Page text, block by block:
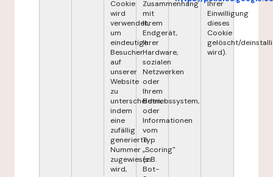
Cookie
wird
verwendet,
um
eindeutige
Besucher
auf
unserer
Website
zu
unterscheiden,
indem
eine
zufällig
generierte
Nummer
zugewiesen
wird,
Zusammenhang
mit
Ihrem
Endgerät,
Ihrer
Hardware,
sozialen
Netzwerken
oder
Ihrem
Betriebssystem,
oder
Informationen
vom
Typ
„Scoring"
(z.B.
Bot-
Ihrer
Einwilligung
dieses
Cookie
gelöscht/
wird).